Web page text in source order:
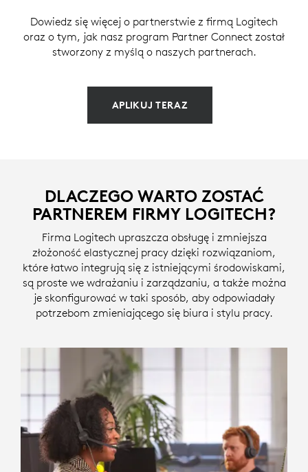
Dowiedz się więcej o partnerstwie z firmą Logitech
oraz o tym, jak nasz program Partner Connect został
stworzony z myślą o naszych partnerach.
APLIKUJ TERAZ
DLACZEGO WARTO ZOSTAĆ
PARTNEREM FIRMY LOGITECH?
Firma Logitech upraszcza obsługę i zmniejsza
złożoność elastycznej pracy dzięki rozwiązaniom,
które łatwo integrują się z istniejącymi środowiskami,
są proste we wdrażaniu i zarządzaniu, a także można
je skonfigurować w taki sposób, aby odpowiadały
potrzebom zmieniającego się biura i stylu pracy.